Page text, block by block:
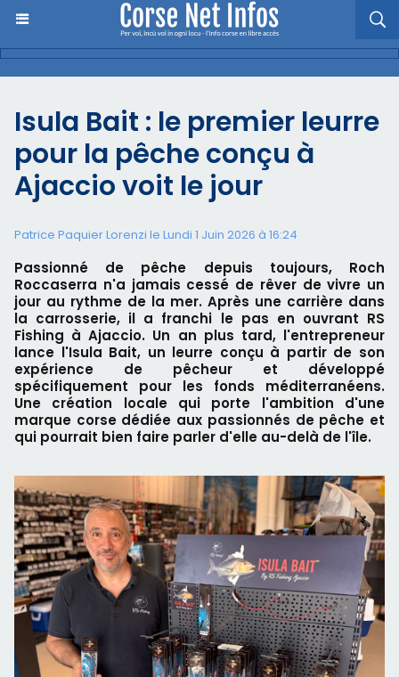
​Isula Bait : le premier leurre
pour la pêche conçu à
Ajaccio voit le jour
Patrice Paquier Lorenzi le Lundi 1 Juin 2026 à 16:24
Passionné de pêche depuis toujours, Roch
Roccaserra n'a jamais cessé de rêver de vivre un
jour au rythme de la mer. Après une carrière dans
la carrosserie, il a franchi le pas en ouvrant RS
Fishing à Ajaccio. Un an plus tard, l'entrepreneur
lance l'Isula Bait, un leurre conçu à partir de son
expérience de pêcheur et développé
spécifiquement pour les fonds méditerranéens.
Une création locale qui porte l'ambition d'une
marque corse dédiée aux passionnés de pêche et
qui pourrait bien faire parler d'elle au-delà de l'île.